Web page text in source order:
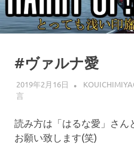
ッ
プ
#ヴァルナ愛
2019年2月16日
言
読み方は「はるな愛」さん
お願い致します(笑)